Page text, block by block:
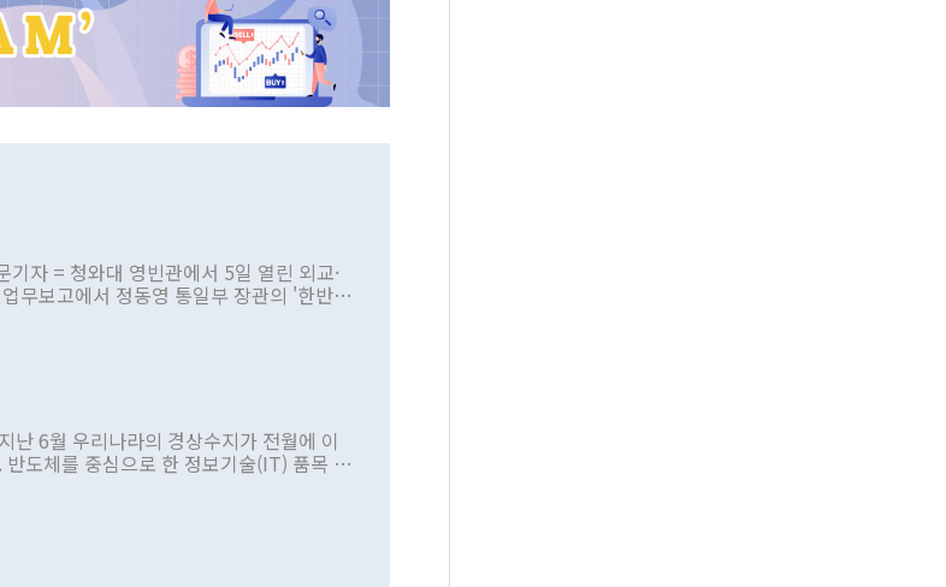
자 = 청와대 영빈관에서 5일 열린 외교·
무보고에서 정동영 통일부 장관의 '한반도
지 않은 사안을 정책으로 추진하겠다고 공
상'이라는 비판을 내놨다. 그동안 정 장
를 빚은 적은 여러 번 있지만 대통령과 유
적 입장을 표명한 것은 이례적이다. 정 장
을 제어해야 한다는 목소리도 높아지고 있
난 6월 우리나라의 경상수지가 전월에 이
도체를 중심으로 한 정보기술(IT) 품목 수